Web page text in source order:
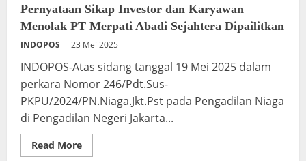
Launching
“BOSS
2025
Bocorocco
Star”
di
ICE
Hadirkan
James
Gwee
&
Pernyataan Sikap Investor dan Karyawan
Menolak PT Merpati Abadi Sejahtera Dipailitkan
INDOPOS 23 Mei 2025
INDOPOS-Atas sidang tanggal 19 Mei 2025 dalam
perkara Nomor 246/Pdt.Sus-
PKPU/2024/PN.Niaga.Jkt.Pst pada Pengadilan Niaga
di Pengadilan Negeri Jakarta...
Read MoreRead
more